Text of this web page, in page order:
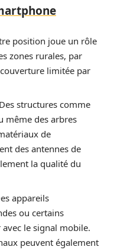
position joue un rôle
zones rurales, par
limitée par
structures comme
même des arbres
de
des antennes de
la qualité du
appareils
ou certains
le signal mobile.
peuvent également